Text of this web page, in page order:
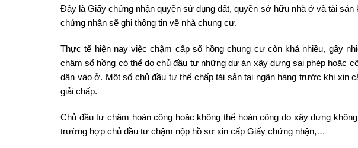
Đây là Giấy chứng nhận quyền sử dụng đất, quyền sở hữu nhà ở và tài
chứng nhận sẽ ghi thông tin về nhà chung cư.
Thực tế hiện nay việc chậm cấp sổ hồng chung cư còn khá nhiều, gây
chậm sổ hồng có thể do chủ đầu tư những dự án xây dựng sai phép hoặc
dân vào ở. Một số chủ đầu tư thế chấp tài sản tại ngân hàng trước khi xin
giải chấp.
Chủ đầu tư chậm hoàn công hoặc không thể hoàn công do xây dựng
trường hợp chủ đầu tư chậm nộp hồ sơ xin cấp Giấy chứng nhận,…